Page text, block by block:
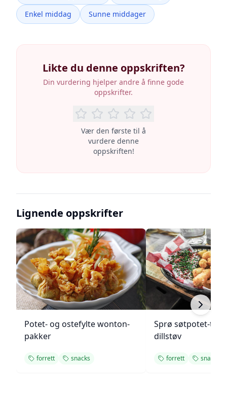
Enkel middag
Sunne middager
Likte du denne oppskriften?
Din vurdering hjelper andre å finne gode
oppskrifter.
Vær den første til å
vurdere denne
oppskriften!
Lignende oppskrifter
Potet- og ostefylte wonton-
pakker
forrett snacks
Sprø søtpotet-tots
dillstøv
forrett snacks